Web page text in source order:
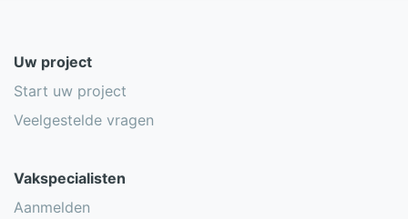
Uw project
Start uw project
Veelgestelde vragen
Vakspecialisten
Aanmelden